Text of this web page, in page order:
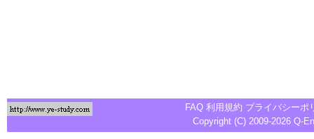
FAQ 利用規約 プライバシーポ
Copyright (C) 2009-2026 Q-